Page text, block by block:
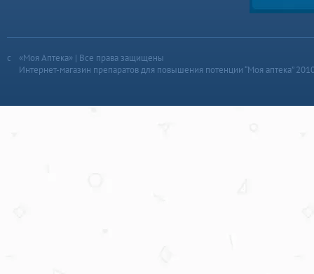
«Моя Аптека» | Все права защищены
Интернет-магазин препаратов для повышения потенции “Моя аптека”